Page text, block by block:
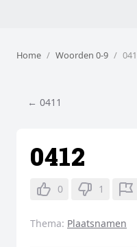
Home Woorden 0-9
← 0411
0412
0 1
Thema: Plaatsnamen